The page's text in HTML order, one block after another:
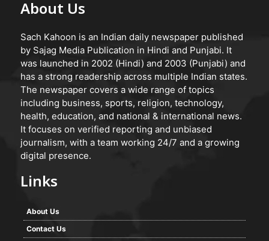
About Us
Sach Kahoon is an Indian daily newspaper published
by Sajag Media Publication in Hindi and Punjabi. It
was launched in 2002 (Hindi) and 2003 (Punjabi) and
has a strong readership across multiple Indian states.
The newspaper covers a wide range of topics
including business, sports, religion, technology,
health, education, and national & international news.
It focuses on verified reporting and unbiased
journalism, with a team working 24/7 and a growing
digital presence.
Links
About Us
Contact Us